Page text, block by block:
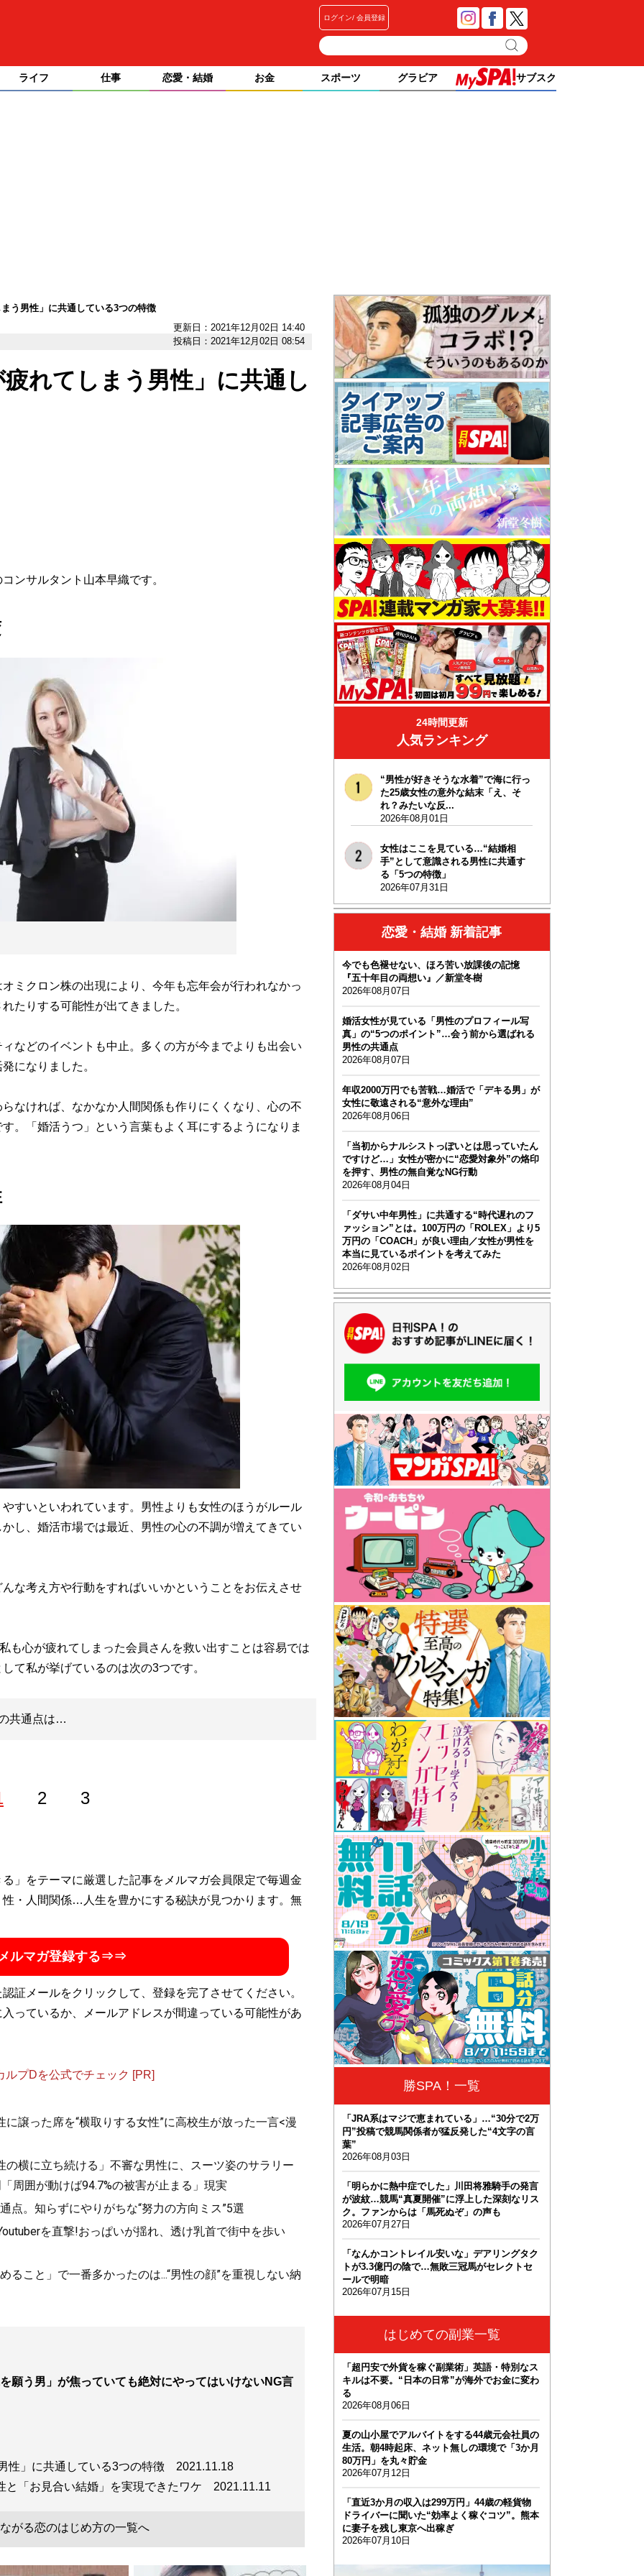
ログイン 会員登録
ライフ 仕事 恋愛・結婚 お金 スポーツ グラビア サブスク
う男性」に共通している3つの特徴
更新日：2021年12月02日 14:40
投稿日：2021年12月02日 08:54
れてしまう男性」に共通し
ンサルタント山本早織です。
クロン株の出現により、今年も忘年会が行われなかっ
たりする可能性が出てきました。
どのイベントも中止。多くの方が今までよりも出会い
になりました。
ければ、なかなか人間関係も作りにくくなり、心の不
。「婚活うつ」という言葉もよく耳にするようになりま
すいといわれています。男性よりも女性のほうがルール
し、婚活市場では最近、男性の心の不調が増えてきてい
な考え方や行動をすればいいかということをお伝えさせ
心が疲れてしまった会員さんを救い出すことは容易では
て私が挙げているのは次の3つです。
共通点は…
2 3
スなどを経て、現在は恋愛コンサルタントとして結婚し
。「 最短成婚成功の秘訣マガジン」をLINEで配信中。公
」をテーマに厳選した記事をメルマガ会員限定で毎週金
・人間関係…人生を豊かにする秘訣が見つかります。無
ルマガ登録する⇒⇒
証メールをクリックして、登録を完了させてください。
っているか、メールアドレスが間違っている可能性があ
プDを公式でチェック [PR]
譲った席を“横取りする女性”に高校生が放った一言<漫
横に立ち続ける」不審な男性に、スーツ姿のサラリー
周囲が動けば94.7%の被害が止まる」現実
。知らずにやりがちな“努力の方向ミス”5選
を直撃!おっぱいが揺れ、透け乳首で街中を歩い
こと」で一番多かったのは...“男性の顔”を重視しない納
願う男」が焦っていても絶対にやってはいけないNG言
性」に共通している3つの特徴 2021.11.18
と「お見合い結婚」を実現できたワケ 2021.11.11
がる恋のはじめ方の一覧へ
24時間更新
人気ランキング
“男性が好きそうな水着”で海に行っ
た25歳女性の意外な結末「え、そ
れ？みたいな反...
2026年08月01日
女性はここを見ている…“結婚相
手”として意識される男性に共通す
る「5つの特徴」
2026年07月31日
恋愛・結婚 新着記事
今でも色褪せない、ほろ苦い放課後の記憶
『五十年目の両想い』／新堂冬樹
2026年08月07日
婚活女性が見ている「男性のプロフィール写
真」の“5つのポイント”…会う前から選ばれる
男性の共通点
2026年08月07日
年収2000万円でも苦戦…婚活で「デキる男」が
女性に敬遠される“意外な理由”
2026年08月06日
「当初からナルシストっぽいとは思っていたん
ですけど…」女性が密かに“恋愛対象外”の烙印
を押す、男性の無自覚なNG行動
2026年08月04日
「ダサい中年男性」に共通する“時代遅れのフ
ァッション”とは。100万円の「ROLEX」より5
万円の「COACH」が良い理由／女性が男性を
本当に見ているポイントを考えてみた
2026年08月02日
勝SPA！一覧
「JRA系はマジで恵まれている」…“30分で2万
円”投稿で競馬関係者が猛反発した“4文字の言
葉”
2026年08月03日
「明らかに熱中症でした」川田将雅騎手の発言
が波紋…競馬“真夏開催”に浮上した深刻なリス
ク。ファンからは「馬死ぬぞ」の声も
2026年07月27日
「なんかコントレイル安いな」デアリングタク
トが3.3億円の陰で…無敗三冠馬がセレクトセ
ールで明暗
2026年07月15日
はじめての副業一覧
「超円安で外貨を稼ぐ副業術」英語・特別なス
キルは不要。“日本の日常”が海外でお金に変わ
る
2026年08月06日
夏の山小屋でアルバイトをする44歳元会社員の
生活。朝4時起床、ネット無しの環境で「3か月
80万円」を丸々貯金
2026年07月12日
「直近3か月の収入は299万円」44歳の軽貨物
ドライバーに聞いた“効率よく稼ぐコツ”。熊本
に妻子を残し東京へ出稼ぎ
2026年07月10日